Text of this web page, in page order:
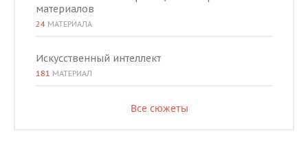
материалов
24 МАТЕРИАЛА
Искусственный интеллект
181 МАТЕРИАЛ
Все сюжеты